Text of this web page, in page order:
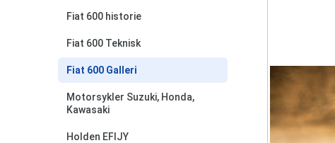
Fiat 600 historie
Fiat 600 Teknisk
Fiat 600 Galleri
Motorsykler Suzuki, Honda,
Kawasaki
Holden EFIJY